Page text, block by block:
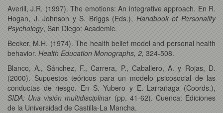
Averill, J.R. (1997). The emotions: An integrative approach. En R.
Hogan, J. Johnson y S. Briggs (Eds.), Handbook of Personality
Psychology, San Diego: Academic.
Becker, M.H. (1974). The health belief model and personal health
behavior. Health Education Monographs, 2, 324-508.
Blanco, A., Sánchez, F., Carrera, P., Caballero, A. y Rojas, D.
(2000). Supuestos teóricos para un modelo psicosocial de las
conductas de riesgo. En S. Yubero y E. Larrañaga (Coords.),
SIDA: Una visión multidisciplinar (pp. 41-62). Cuenca: Ediciones
de la Universidad de Castilla-La Mancha.